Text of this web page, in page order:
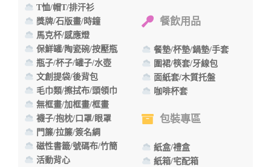
T恤/帽T/排汗衫
獎牌/石版畫/時鐘
馬克杯/感應燈
保鮮罐/陶瓷碗/按壓瓶
瓶子/杯子/罐子/水壺
文創提袋/後背包
毛巾類/擦拭布/頭領巾
無框畫/加框畫/框畫
襪子/抱枕/口罩/眼罩
門簾/拉簾/簽名綢
磁性書籤/號碼布/竹簡
活動背心
餐飲用品
餐墊/杯墊/鍋墊/手套
圍裙/筷套/牙線包
面紙套/木質托盤
咖啡杯套
包裝專區
紙盒/禮盒
紙箱/宅配箱